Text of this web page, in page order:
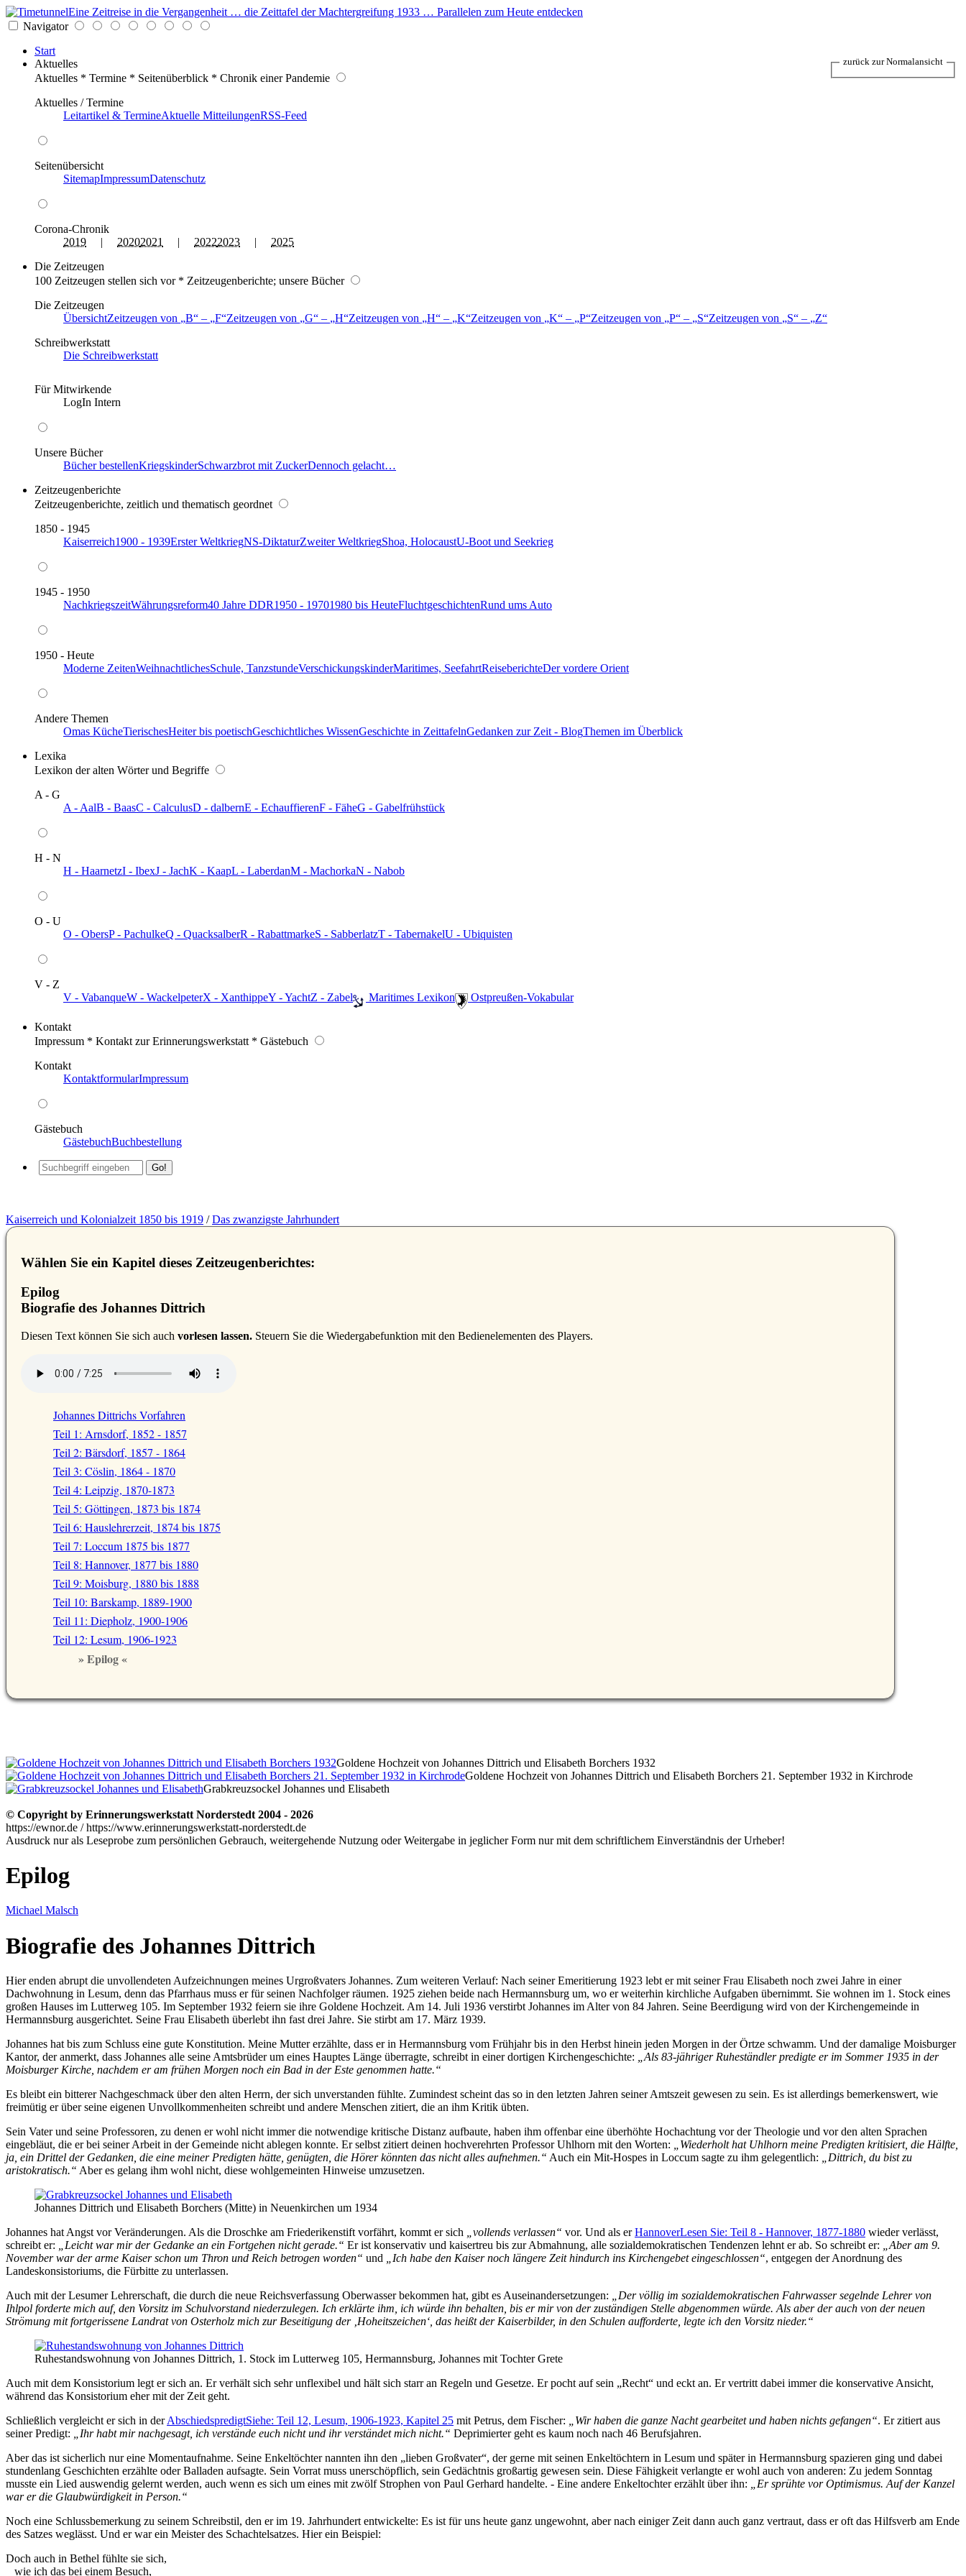
Eine Zeitreise in die Vergangenheit … die Zeittafel der Machtergreifung 1933 … Parallelen zum Heute entdecken
Navigator
Start
Aktuelles
Aktuelles * Termine * Seitenüberblick * Chronik einer Pandemie
Aktuelles / Termine
Leitartikel & TermineAktuelle MitteilungenRSS-Feed
Seitenübersicht
SitemapImpressumDatenschutz
Corona-Chronik
2019 | 20202021 | 20222023 | 2025
Die Zeitzeugen
100 Zeitzeugen stellen sich vor * Zeitzeugenberichte; unsere Bücher
Die Zeitzeugen
ÜbersichtZeitzeugen von B – F Zeitzeugen von G – H Zeitzeugen von H – K Zeitzeugen von K – P Zeitzeugen von P – S Zeitzeugen von S –
Z
Schreibwerkstatt
Die Schreibwerkstatt
Für Mitwirkende
LogIn Intern
Unsere Bücher
Bücher bestellenKriegskinderSchwarzbrot mit ZuckerDennoch gelacht…
Zeitzeugenberichte
Zeitzeugenberichte, zeitlich und thematisch geordnet
1850 - 1945
Kaiserreich1900 - 1939Erster WeltkriegNS-DiktaturZweiter WeltkriegShoa, HolocaustU-Boot und Seekrieg
1945 - 1950
NachkriegszeitWährungsreform40 Jahre DDR1950 - 19701980 bis HeuteFluchtgeschichtenRund ums Auto
1950 - Heute
Moderne ZeitenWeihnachtlichesSchule, TanzstundeVerschickungskinderMaritimes, SeefahrtReiseberichteDer vordere Orient
Andere Themen
Omas KücheTierischesHeiter bis poetischGeschichtliches WissenGeschichte in ZeittafelnGedanken zur Zeit - BlogThemen im Überblick
Lexika
Lexikon der alten Wörter und Begriffe
A - G
A - AalB - BaasC - CalculusD - dalbernE - EchauffierenF - FäheG - Gabelfrühstück
H - N
H - HaarnetzI - IbexJ - JachK - KaapL - LaberdanM - MachorkaN - Nabob
O - U
O - ObersP - PachulkeQ - QuacksalberR - RabattmarkeS - SabberlatzT - TabernakelU - Ubiquisten
V - Z
V - VabanqueW - WackelpeterX - XanthippeY - YachtZ - Zabel ️ Maritimes Lexikon ️ Ostpreußen-Vokabular
Kontakt
Impressum * Kontakt zur Erinnerungswerkstatt * Gästebuch
Kontakt
KontaktformularImpressum
Gästebuch
GästebuchBuchbestellung
Kaiserreich und Kolonialzeit 1850 bis 1919 /Das zwanzigste Jahrhundert
Wählen Sie ein Kapitel dieses Zeitzeugenberichtes:
Epilog
Biografie des Johannes Dittrich
Diesen Text können Sie sich auch vorlesen lassen. Steuern Sie die Wiedergabefunktion mit den Bedienelementen des Players.
Johannes Dittrichs Vorfahren
Teil 1: Arnsdorf, 1852 - 1857
Teil 2: Bärsdorf, 1857 - 1864
Teil 3: Cöslin, 1864 - 1870
Teil 4: Leipzig, 1870-1873
Teil 5: Göttingen, 1873 bis 1874
Teil 6: Hauslehrerzeit, 1874 bis 1875
Teil 7: Loccum 1875 bis 1877
Teil 8: Hannover, 1877 bis 1880
Teil 9: Moisburg, 1880 bis 1888
Teil 10: Barskamp, 1889-1900
Teil 11: Diepholz, 1900-1906
Teil 12: Lesum, 1906-1923
» Epilog «
Goldene Hochzeit von Johannes Dittrich und Elisabeth Borchers 1932
Goldene Hochzeit von Johannes Dittrich und Elisabeth Borchers 21. September 1932 in Kirchrode
Grabkreuzsockel Johannes und Elisabeth
© Copyright by Erinnerungswerkstatt Norderstedt 2004 - 2026
https://ewnor.de / https://www.erinnerungswerkstatt-norderstedt.de
Ausdruck nur als Leseprobe zum persönlichen Gebrauch, weitergehende Nutzung oder Weitergabe in jeglicher Form nur mit dem schriftlichem Einverständnis der Urheber!
zurück zur Normalansicht
Epilog
Michael Malsch
Biografie des Johannes Dittrich
Hier enden abrupt die unvollendeten Aufzeichnungen meines Urgroßvaters Johannes. Zum weiteren Verlauf: Nach seiner Emeritierung 1923 lebt er mit seiner Frau Elisabeth noch zwei Jahre in einer
Dachwohnung in Lesum, denn das Pfarrhaus muss er für seinen Nachfolger räumen. 1925 ziehen beide nach Hermannsburg um, wo er weiterhin kirchliche Aufgaben übernimmt. Sie wohnen im 1. Stock eines
großen Hauses im Lutterweg 105. Im September 1932 feiern sie ihre Goldene Hochzeit. Am 14. Juli 1936 verstirbt Johannes im Alter von 84 Jahren. Seine Beerdigung wird von der Kirchengemeinde in
Hermannsburg ausgerichtet. Seine Frau Elisabeth überlebt ihn fast drei Jahre. Sie stirbt am 17. März 1939.
Johannes hat bis zum Schluss eine gute Konstitution. Meine Mutter erzählte, dass er in Hermannsburg vom Frühjahr bis in den Herbst hinein jeden Morgen in der Örtze schwamm. Und der damalige Moisburger
Kantor, der anmerkt, dass Johannes alle seine Amtsbrüder um eines Hauptes Länge überragte, schreibt in einer dortigen Kirchengeschichte:
Als 83-jähriger Ruheständler predigte er im Sommer 1935 in der
Moisburger Kirche, nachdem er am frühen Morgen noch ein Bad in der Este genommen hatte.
Es bleibt ein bitterer Nachgeschmack über den alten Herrn, der sich unverstanden fühlte. Zumindest scheint das so in den letzten Jahren seiner Amtszeit gewesen zu sein. Es ist allerdings bemerkenswert, wie
freimütig er über seine eigenen Unvollkommenheiten schreibt und andere Menschen zitiert, die an ihm Kritik übten.
Sein Vater und seine Professoren, zu denen er wohl nicht immer die notwendige kritische Distanz aufbaute, haben ihm offenbar eine überhöhte Hochachtung vor der Theologie und vor den alten Sprachen
eingebläut, die er bei seiner Arbeit in der Gemeinde nicht ablegen konnte. Er selbst zitiert deinen hochverehrten Professor Uhlhorn mit den Worten:
Wiederholt hat Uhlhorn meine Predigten kritisiert, die Hälfte,
ja, ein Drittel der Gedanken, die eine meiner Predigten hätte, genügten, die Hörer könnten das nicht alles aufnehmen.
Auch ein Mit-Hospes in Loccum sagte zu ihm gelegentlich:
Dittrich, du bist zu
aristokratisch.
Aber es gelang ihm wohl nicht, diese wohlgemeinten Hinweise umzusetzen.
Johannes Dittrich und Elisabeth Borchers (Mitte) in Neuenkirchen um 1934
Johannes hat Angst vor Veränderungen. Als die Droschke am Friederikenstift vorfährt, kommt er sich
vollends verlassen vor. Und als erHannoverLesen Sie: Teil 8 - Hannover, 1877-1880 wieder verlässt,
schreibt er:
Leicht war mir der Gedanke an ein Fortgehen nicht gerade. Er ist konservativ und kaisertreu bis zur Abmahnung, alle sozialdemokratischen Tendenzen lehnt er ab. So schreibt er:
Aber am 9.
November war der arme Kaiser schon um Thron und Reich betrogen worden
und Ich habe den Kaiser noch längere Zeit hindurch ins Kirchengebet eingeschlossen , entgegen der Anordnung des
Landeskonsistoriums, die Fürbitte zu unterlassen.
Auch mit der Lesumer Lehrerschaft, die durch die neue Reichsverfassung Oberwasser bekommen hat, gibt es Auseinandersetzungen:
Der völlig im sozialdemokratischen Fahrwasser segelnde Lehrer von
Ihlpol forderte mich auf, den Vorsitz im Schulvorstand niederzulegen. Ich erklärte ihm, ich würde ihn behalten, bis er mir von der zuständigen Stelle abgenommen würde. Als aber der auch von der neuen
Strömung mit fortgerissene Landrat von Osterholz mich zur Beseitigung der Hoheitszeichen , das heißt der Kaiserbilder, in den Schulen aufforderte, legte ich den Vorsitz nieder.
Ruhestandswohnung von Johannes Dittrich, 1. Stock im Lutterweg 105, Hermannsburg, Johannes mit Tochter Grete
Auch mit dem Konsistorium legt er sich an. Er verhält sich sehr unflexibel und hält sich starr an Regeln und Gesetze. Er pocht auf sein
Recht
und eckt an. Er vertritt dabei immer die konservative Ansicht,
während das Konsistorium eher mit der Zeit geht.
Schließlich vergleicht er sich in derAbschiedspredigtSiehe: Teil 12, Lesum, 1906-1923, Kapitel 25 mit Petrus, dem Fischer: Wir haben die ganze Nacht gearbeitet und haben nichts gefangen . Er zitiert aus
seiner Predigt:
Ihr habt mir nachgesagt, ich verstände euch nicht und ihr verständet mich nicht.
Deprimierter geht es kaum noch nach 46 Berufsjahren.
Aber das ist sicherlich nur eine Momentaufnahme. Seine Enkeltöchter nannten ihn den
lieben Großvater , der gerne mit seinen Enkeltöchtern in Lesum und später in Hermannsburg spazieren ging und dabei
stundenlang Geschichten erzählte oder Balladen aufsagte. Sein Vorrat muss unerschöpflich, sein Gedächtnis großartig gewesen sein. Diese Fähigkeit verlangte er wohl auch von anderen: Zu jedem Sonntag
musste ein Lied auswendig gelernt werden, auch wenn es sich um eines mit zwölf Strophen von Paul Gerhard handelte. - Eine andere Enkeltochter erzählt über ihn:
Er sprühte vor Optimismus. Auf der Kanzel
war er die Glaubwürdigkeit in Person.
Noch eine Schlussbemerkung zu seinem Schreibstil, den er im 19. Jahrhundert entwickelte: Es ist für uns heute ganz ungewohnt, aber nach einiger Zeit dann auch ganz vertraut, dass er oft das Hilfsverb am Ende
des Satzes weglässt. Und er war ein Meister des Schachtelsatzes. Hier ein Beispiel:
Doch auch in Bethel fühlte sie sich,
wie ich das bei einem Besuch,